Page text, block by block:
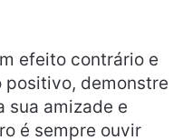
efeito contrário e
positivo, demonstre
sua amizade e
é sempre ouvir